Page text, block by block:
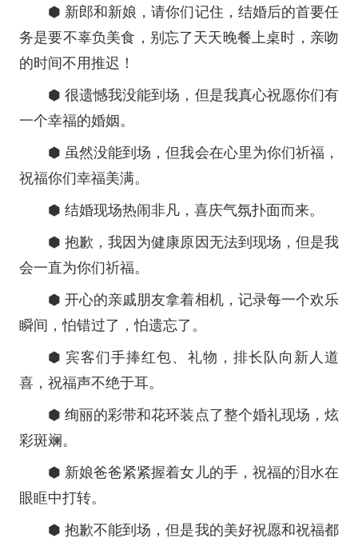
⬢ 新郎和新娘，请你们记住，结婚后的首要任
务是要不辜负美食，别忘了天天晚餐上桌时，亲吻
的时间不用推迟！
⬢ 很遗憾我没能到场，但是我真心祝愿你们有
一个幸福的婚姻。
⬢ 虽然没能到场，但我会在心里为你们祈福，
祝福你们幸福美满。
⬢ 结婚现场热闹非凡，喜庆气氛扑面而来。
⬢ 抱歉，我因为健康原因无法到现场，但是我
会一直为你们祈福。
⬢ 开心的亲戚朋友拿着相机，记录每一个欢乐
瞬间，怕错过了，怕遗忘了。
⬢ 宾客们手捧红包、礼物，排长队向新人道
喜，祝福声不绝于耳。
⬢ 绚丽的彩带和花环装点了整个婚礼现场，炫
彩斑斓。
⬢ 新娘爸爸紧紧握着女儿的手，祝福的泪水在
眼眶中打转。
⬢ 抱歉不能到场，但是我的美好祝愿和祝福都